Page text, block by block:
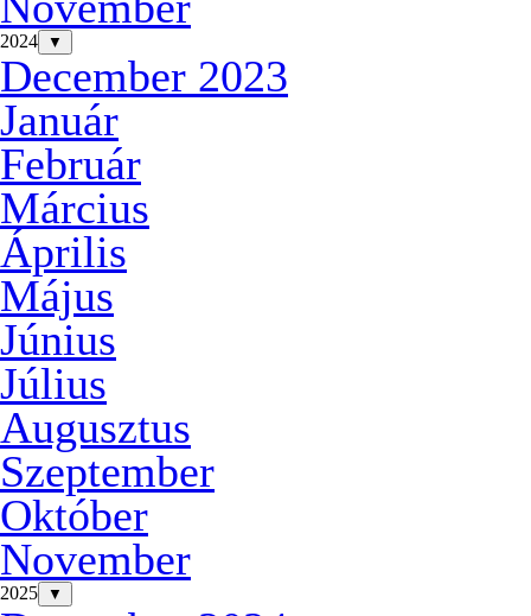
2024 ▼
December 2023
Január
Február
Március
Április
Május
Június
Július
Augusztus
Szeptember
Október
November
2025 ▼